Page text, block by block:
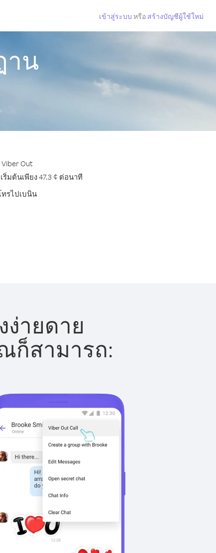
เข้าสู่ระบบ หรือ สร้างบัญชีผู้ใช้ใหม่
าน
Out
มต้นเพียง 47.3 ¢ ต่อนาที
รไปเบนิน
ง่ายดาย
ก็สามารถ: